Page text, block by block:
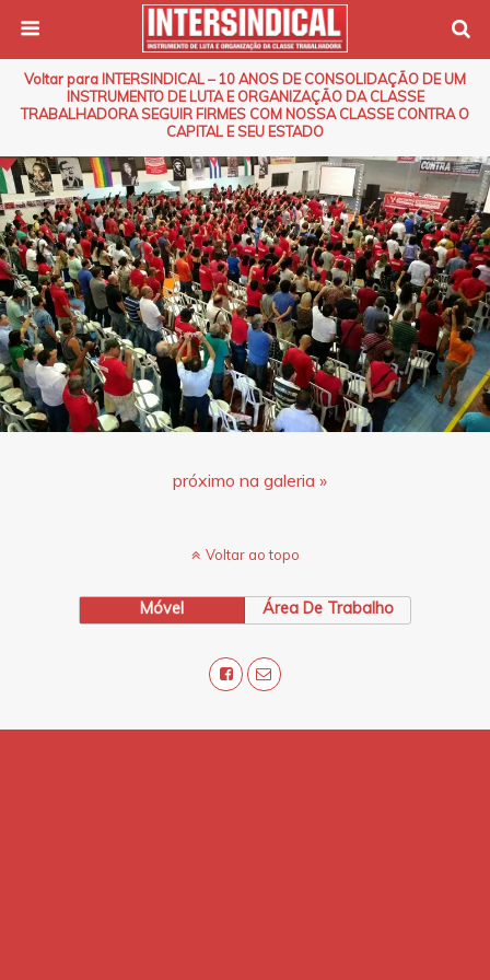
Voltar para INTERSINDICAL – 10 ANOS DE CONSOLIDAÇÃO DE UM
INSTRUMENTO DE LUTA E ORGANIZAÇÃO DA CLASSE
TRABALHADORA SEGUIR FIRMES COM NOSSA CLASSE CONTRA O
CAPITAL E SEU ESTADO
próximo na galeria »
Voltar ao topo
Móvel Área De Trabalho